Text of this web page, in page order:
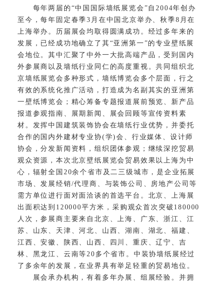
每年两届的“中国国际墙纸展览会”自2004年创办
至今，每年固定春季3月在中国北京举办、秋季8月在
上海举办。历届展会均取得圆满成功。经过多年来的
发展，已经成功地确立了其“亚洲第一”的专业壁纸展
会地位。其中汇聚了中外一大批高端产品，受到国内
外参展商以及墙纸行业同仁的高度重视。共同组织北
京墙纸展览会多种形式，墙纸博览会多个层面，行之
有效的系统化推广活动，打造成为名副其实的亚洲第
一壁纸博览会；精心筹备专题报道展前预览、新产品
报道参观指南、展期新闻、展会回顾等宣传资料素
材。发挥中国建筑装饰协会在墙纸行业优势，并委托
合作的国内外建材专业协(学)会、行业媒体、设计师
协会，分发新闻资料，组织团体参观；继续深挖贸易
观众资源，本次北京壁纸展览会贸易效果以上海为中
心，辐射全国20余个省市及二三级城市，是企业拓展
市场、发展经销/代理商、与装饰公司、房地产公司等
需方单位进行面对面洽谈的首选平台。北京、上海展
出面积达到120000平方米，采购观众首次突破180000
人次，参展商主要来自北京、上海、广东、浙江、江
苏、山东、天津、河北、山西、湖南、湖北、福建、
江西、安徽、陕西、山西、四川、重庆、辽宁、吉
林、黑龙江、云南等20多个省市。中装协墙纸展经过
了多余年的发展，在业界具有举足轻重的贸易地位。
展会承办机构，有着多年办展、组展经验。并拥